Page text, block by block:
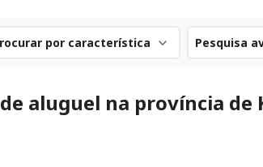
por característica Pesquisa
aluguel na província de